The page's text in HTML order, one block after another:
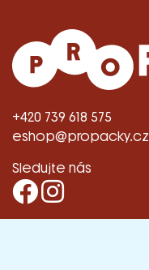
+420 739 618 575
eshop@propacky.cz
Sledujte nás